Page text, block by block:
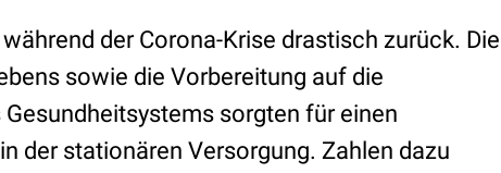
der Corona-Krise drastisch zurück. Die
sowie die Vorbereitung auf die
sorgten für einen
der stationären Versorgung. Zahlen dazu